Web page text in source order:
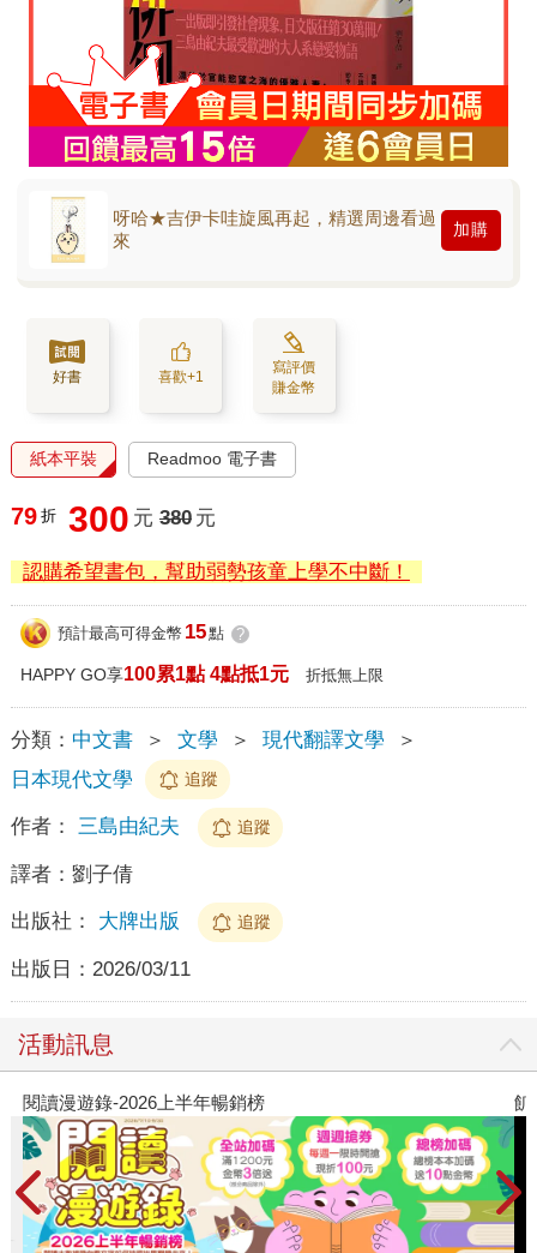
呀哈★吉伊卡哇旋風再起，精選周邊看過
來
加購
好書 喜歡+1
寫評價
賺金幣
紙本平裝 Readmoo 電子書
79 折 300 元 380 元
認購希望書包，幫助弱勢孩童上學不中斷！
預計最高可得金幣 15點 ?
HAPPY GO享100累1點 4點抵1元 折抵無上限
分類： 中文書 ＞ 文學 ＞ 現代翻譯文學
＞
日本現代文學
追蹤
作者： 三島由紀夫 追蹤
譯者： 劉子倩
出版社： 大牌出版 追蹤
出版日： 2026/03/11
活動訊息
閱讀漫遊錄-2026上半年暢銷榜 飢